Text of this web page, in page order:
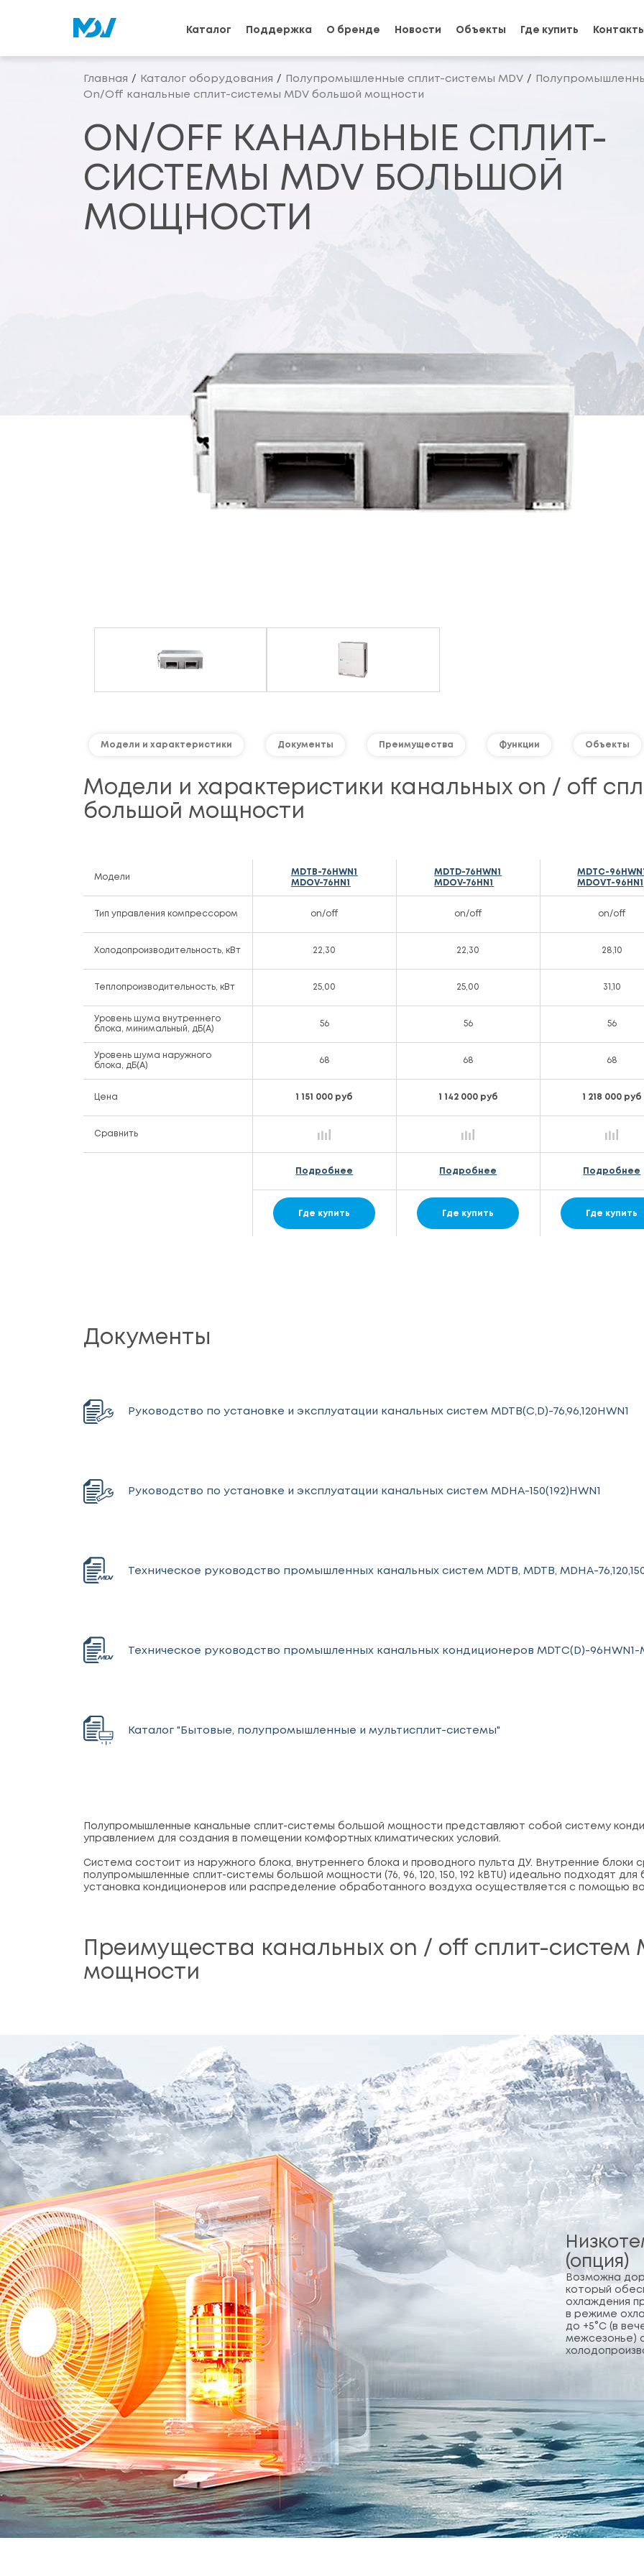
Каталог Поддержка О бренде Новости Объекты Где купить
Главная Каталог оборудования Полупромышленные сплит-системы MDV
On/Off канальные сплит-системы MDV большой мощности
ON/OFF КАНАЛЬНЫЕ СПЛИТ-
СИСТЕМЫ MDV БОЛЬШОЙ
МОЩНОСТИ
Модели и характеристики Документы Преимущества Функции Объекты
Модели и характеристики канальных on / off
большой мощности
Модели
Тип управления компрессором
Холодопроизводительность, кВт
Теплопроизводительность, кВт
Уровень шума внутреннего
блока, минимальный, дБ(А)
Уровень шума наружного
блока, дБ(А)
Цена
Сравнить
MDTB-76HWN1
MDOV-76HN1
on/off
22,30
25,00
56
68
1 151 000 руб
Подробнее
Где купить
MDTD-76HWN1
MDOV-76HN1
on/off
22,30
25,00
56
68
1 142 000 руб
Подробнее
Где купить
MDTC-96HWN1
MDOVT-96HN1
on/off
28,10
31,10
56
68
1 218 000 руб
Подробнее
Где купить
Документы
Руководство по установке и эксплуатации канальных систем MDTB(С,D)-76,96,120HWN1
Руководство по установке и эксплуатации канальных систем MDHA-150(192)HWN1
Техническое руководство промышленных канальных систем MDTB, MDTB, MDHA-
Техническое руководство промышленных канальных кондиционеров MDTC(D)-96HWN1-
Каталог "Бытовые, полупромышленные и мультисплит-системы"
Полупромышленные канальные сплит-системы большой мощности представляют собой систему
управлением для создания в помещении комфортных климатических условий.
Система состоит из наружного блока, внутреннего блока и проводного пульта ДУ. Внутренние блоки
полупромышленные сплит-системы большой мощности (76, 96, 120, 150, 192 kBTU) идеально подходят
установка кондиционеров или распределение обработанного воздуха осуществляется с помощью
Преимущества канальных on / off сплит-систем
мощности
(опция)
Возможна
который
охлаждения
в режиме
до +5°С (в
межсезонье)